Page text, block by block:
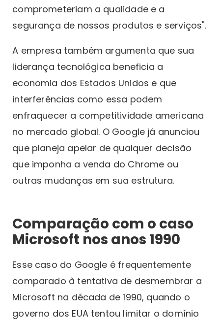
comprometeriam a qualidade e a
segurança de nossos produtos e serviços".
A empresa também argumenta que sua
liderança tecnológica beneficia a
economia dos Estados Unidos e que
interferências como essa podem
enfraquecer a competitividade americana
no mercado global. O Google já anunciou
que planeja apelar de qualquer decisão
que imponha a venda do Chrome ou
outras mudanças em sua estrutura.
Comparação com o caso
Microsoft nos anos 1990
Esse caso do Google é frequentemente
comparado à tentativa de desmembrar a
Microsoft na década de 1990, quando o
governo dos EUA tentou limitar o domínio